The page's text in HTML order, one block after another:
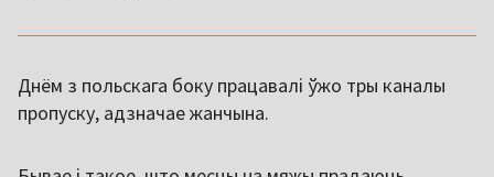
Днём з польскага боку працавалі ўжо тры каналы
пропуску, адзначае жанчына.